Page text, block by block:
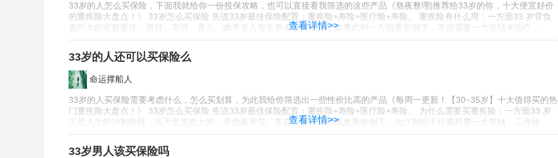
查看详情>>
33岁的人怎么买保险，下面我就给你一份投保攻略，也可以直接看我筛选的这些产品《熬夜整理|推荐给33岁的你，十大便宜好价
的重疾险大盘点！》 33岁怎么买保险 先说33岁最佳保险配置：重疾险+寿险+医疗险+寿险。 重疾险有什么用：一方面33 岁背负
着巨大的家庭责任，房贷、车贷、育儿、赡养老人等全靠夫妻俩支撑，如果此时一方因重疾倒下，不仅需要一大笔钱来治疗，
33岁的人还可以买保险么
命运撑船人
查看详情>>
33岁的人买保险需要考虑什么，怎么买划算，为此我给你筛选出一些性价比高的产品《每周一更新！【30~35岁】十大值得买的热
门重疾险大盘点！》 33岁怎么买保险 先说33岁最佳保险配置：重疾险+寿险+医疗险+寿险。 为什么需要买重疾险：一方面33 岁
正是人生的冲刺阶段，压力也是最大的，背负着房贷、车贷，如果此时罹患重疾倒下，治疗期间不仅要耗费一大笔钱，工作收
33岁男人该买保险吗